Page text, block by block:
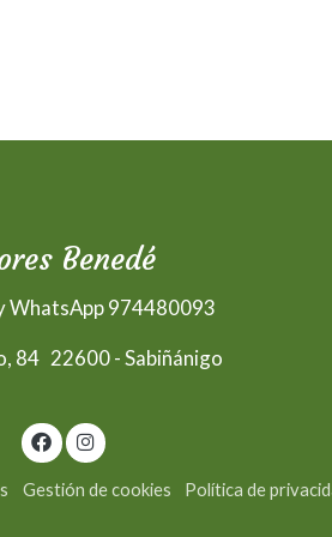
Benedé
WhatsApp 974480093
84 22600 - Sabiñánigo
Gestión de cookies Política de